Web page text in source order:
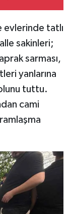
evlerinde tatlı
sakinleri;
sarması,
yanlarına
tuttu.
cami